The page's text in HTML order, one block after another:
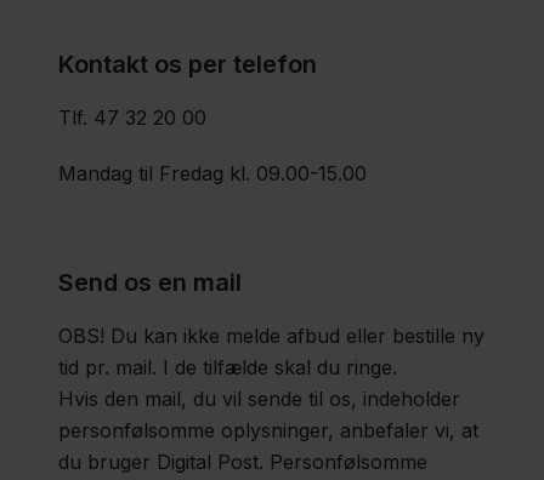
Neuroradiologisk
Sjælland
Fagfolk
Om
Kontakt os per telefon
Tlf. 47 32 20 00
Mandag til Fredag kl. 09.00-15.00
Send os en mail
OBS! Du kan ikke melde afbud eller bestille ny
tid pr. mail. I de tilfælde skal du ringe.
Hvis den mail, du vil sende til os, indeholder
personfølsomme oplysninger, anbefaler vi, at
du bruger Digital Post. Personfølsomme